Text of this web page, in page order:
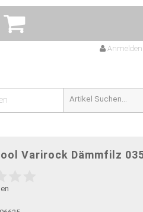
Anmelden
Varirock Dämmfilz